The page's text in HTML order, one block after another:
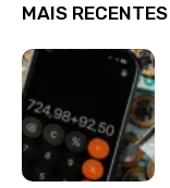
MAIS RECENTES